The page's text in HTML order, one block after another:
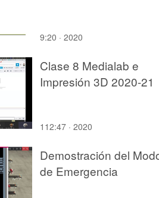
9:20 · 2020
Clase 8 Medialab e
Impresión 3D 2020-21
112:47 · 2020
Demostración del
de Emergencia